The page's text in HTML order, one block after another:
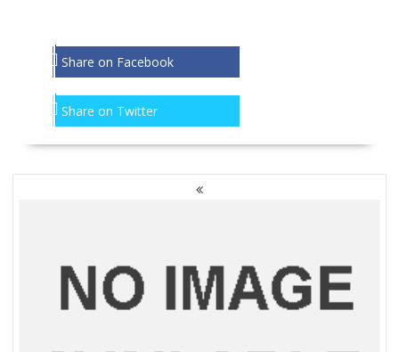
Share on Facebook
Share on Twitter
NAWIGACJA